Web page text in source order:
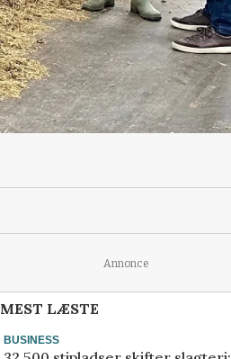
Annonce
MEST LÆSTE
BUSINESS